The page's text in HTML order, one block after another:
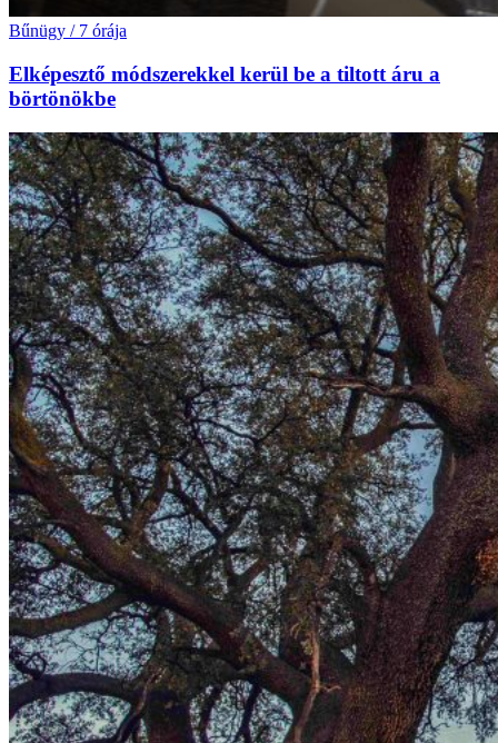
Bűnügy / 7 órája
Elképesztő módszerekkel kerül be a tiltott áru a
börtönökbe